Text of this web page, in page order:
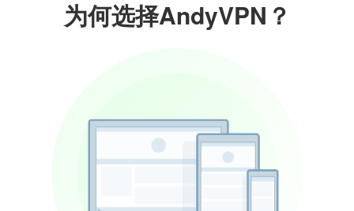
为何选择AndyVPN？